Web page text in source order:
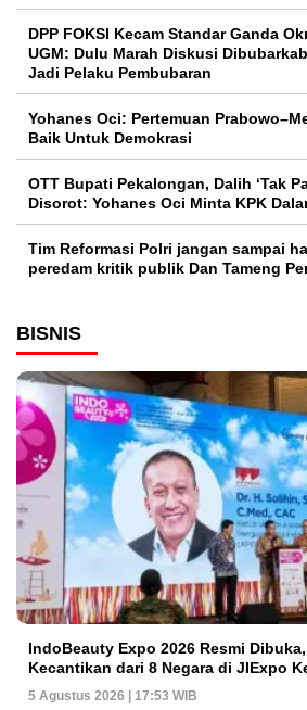
DPP FOKSI Kecam Standar Ganda
UGM: Dulu Marah Diskusi
Jadi Pelaku Pembubaran
Yohanes Oci: Pertemuan
Baik Untuk Demokrasi
OTT Bupati Pekalongan, Dalih ‘Tak
Disorot: Yohanes Oci Minta KPK
Tim Reformasi Polri jangan sampai
peredam kritik publik Dan Tameng
BISNIS
IndoBeauty Expo 2026 Resmi
Kecantikan dari 8 Negara di JIExpo
5 Agustus 2026 | 17:53 WIB